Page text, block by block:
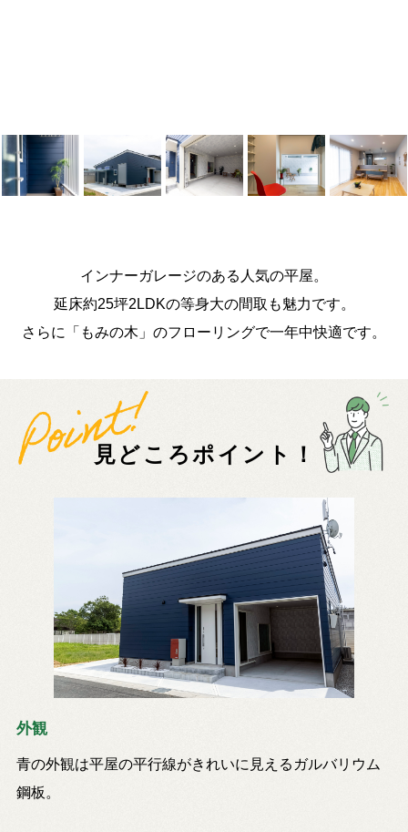
インナーガレージのある人気の平屋。
延床約25坪2LDKの等身大の間取も魅力です。
さらに「もみの木」のフローリングで一年中快適です。
見どころポイント！
外観
青の外観は平屋の平行線がきれいに見えるガルバリウム
鋼板。